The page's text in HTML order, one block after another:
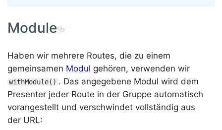
Module
Haben wir mehrere Routes, die zu einem
gemeinsamen Modul gehören, verwenden wir
withModule() . Das angegebene Modul wird dem
Presenter jeder Route in der Gruppe automatisch
vorangestellt und verschwindet vollständig aus
der URL: